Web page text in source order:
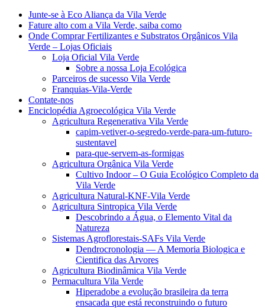
Junte-se à Eco Aliança da Vila Verde
Fature alto com a Vila Verde, saiba como
Onde Comprar Fertilizantes e Substratos Orgânicos Vila
Verde – Lojas Oficiais
Loja Oficial Vila Verde
Sobre a nossa Loja Ecológica
Parceiros de sucesso Vila Verde
Franquias-Vila-Verde
Contate-nos
Enciclopédia Agroecológica Vila Verde
Agricultura Regenerativa Vila Verde
capim-vetiver-o-segredo-verde-para-um-futuro-
sustentavel
para-que-servem-as-formigas
Agricultura Orgânica Vila Verde
Cultivo Indoor – O Guia Ecológico Completo da
Vila Verde
Agricultura Natural-KNF-Vila Verde
Agricultura Sintropica Vila Verde
Descobrindo a Água, o Elemento Vital da
Natureza
Sistemas Agroflorestais-SAFs Vila Verde
Dendrocronologia — A Memoria Biologica e
Cientifica das Arvores
Agricultura Biodinâmica Vila Verde
Permacultura Vila Verde
Hiperadobe a evolução brasileira da terra
ensacada que está reconstruindo o futuro